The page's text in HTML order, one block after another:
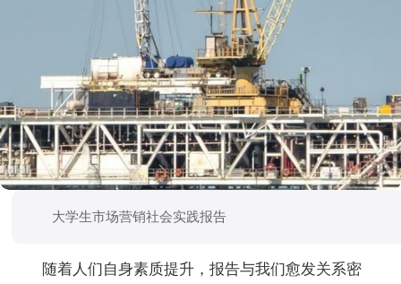
大学生市场营销社会实践报告
随着人们自身素质提升，报告与我们愈发关系密